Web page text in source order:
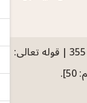
برنامج غريب القرآن | الحلقة 355 | قوله تعالى: